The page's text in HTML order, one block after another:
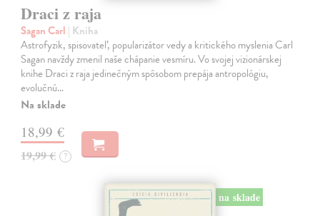
Draci z raja
Sagan Carl | Kniha
Astrofyzik, spisovateľ, popularizátor vedy a kritického myslenia Carl
Sagan navždy zmenil naše chápanie vesmíru. Vo svojej vizionárskej
knihe Draci z raja jedinečným spôsobom prepája antropológiu,
evolučnú…
Na sklade
18,99 €
19,99 € ?
na sklade